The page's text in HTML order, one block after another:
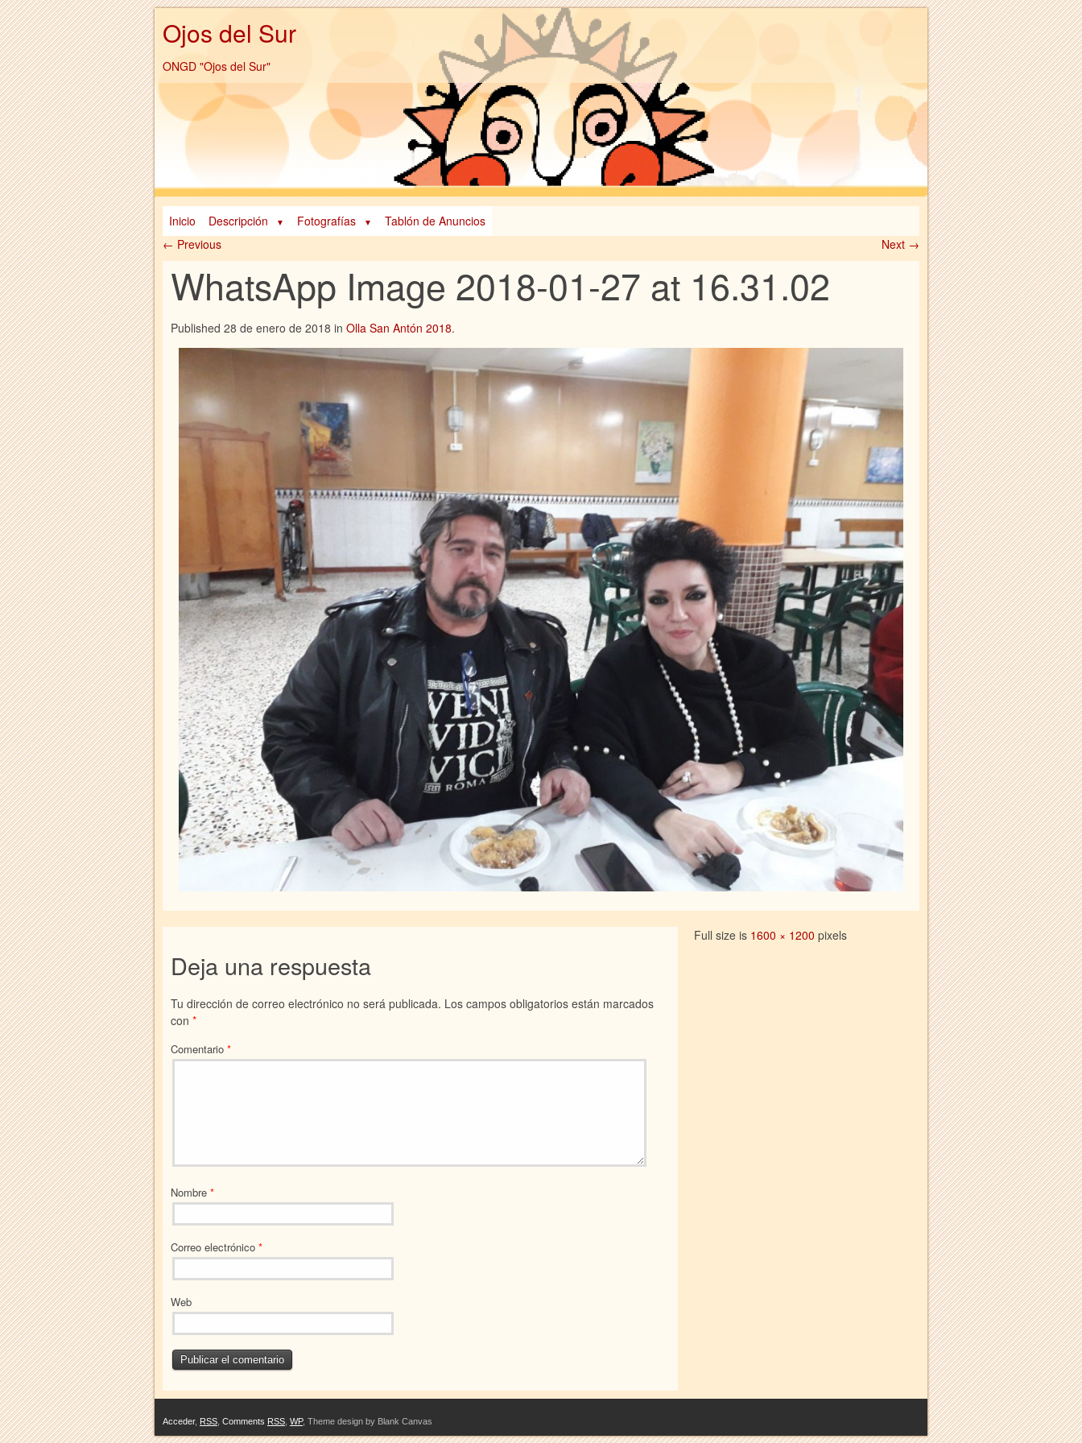
Ojos del Sur
ONGD "Ojos del Sur"
Inicio Descripción Fotografías
Tablón de Anuncios
← Previous
Next →
WhatsApp Image 2018-01-27 at 16.31.02
Published 28 de enero de 2018 in Olla San Antón 2018.
Deja una respuesta
Tu dirección de correo electrónico no será publicada. Los campos obligatorios están marcados
con *
Comentario *
Nombre *
Correo electrónico *
Web
Full size is 1600 × 1200 pixels
Acceder, RSS Comments RSS WP, Theme design by Blank Canvas